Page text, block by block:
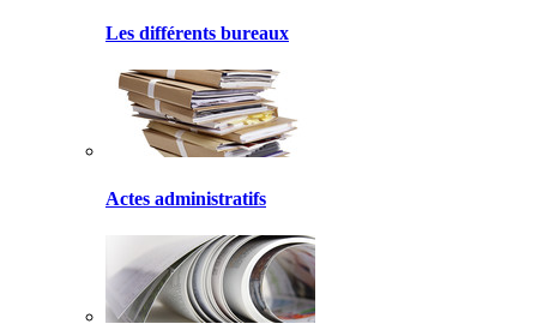
Les différents bureaux
Actes administratifs